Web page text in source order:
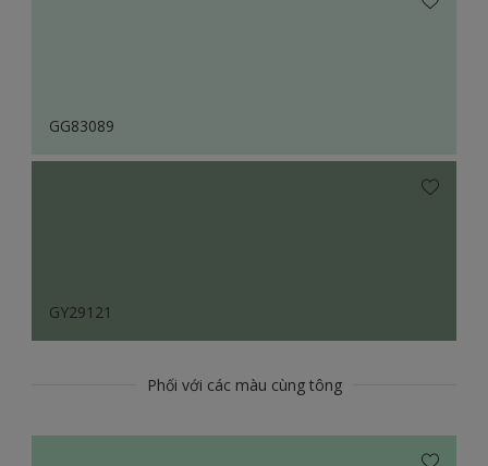
GG83089
GY29121
Phối với các màu cùng tông